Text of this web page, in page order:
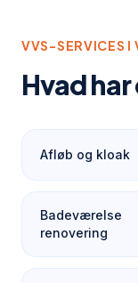
VVS-SERVICES I
Hvad
Afløb og kloak
Badeværelse
renovering